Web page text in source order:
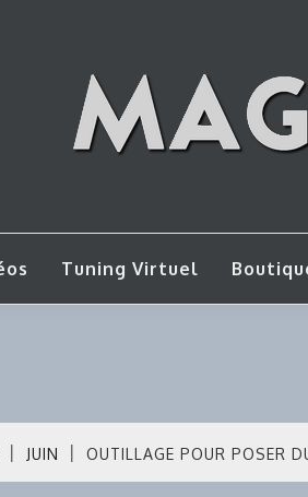
Tuning Virtuel
JUIN OUTILLAGE POUR POSER